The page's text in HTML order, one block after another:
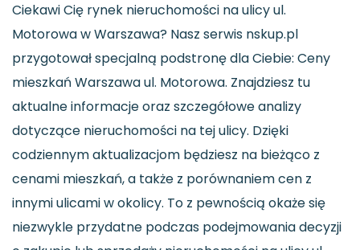
Ciekawi Cię rynek nieruchomości na ulicy ul.
Motorowa w Warszawa? Nasz serwis nskup.pl
przygotował specjalną podstronę dla Ciebie: Ceny
mieszkań Warszawa ul. Motorowa. Znajdziesz tu
aktualne informacje oraz szczegółowe analizy
dotyczące nieruchomości na tej ulicy. Dzięki
codziennym aktualizacjom będziesz na bieżąco z
cenami mieszkań, a także z porównaniem cen z
innymi ulicami w okolicy. To z pewnością okaże się
niezwykle przydatne podczas podejmowania decyzji